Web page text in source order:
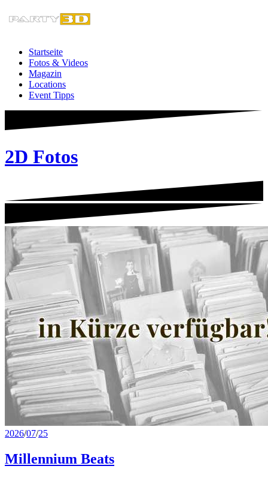
Inhalt
Startseite
Fotos & Videos
Magazin
Locations
Event Tipps
2D Fotos
2026/07/25
Millennium Beats